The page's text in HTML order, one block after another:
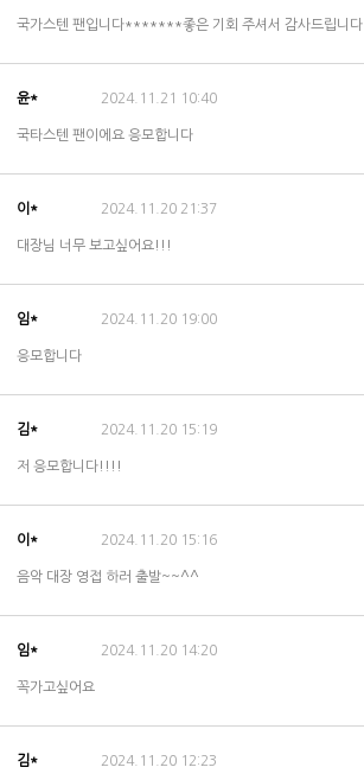
국가스텐 팬입니다*******좋은 기회 주셔서 감사드립니다
윤* 2024.11.21 10:40
국타스텐 팬이에요 응모합니다
이* 2024.11.20 21:37
대장님 너무 보고싶어요!!!
임* 2024.11.20 19:00
응모합니다
김* 2024.11.20 15:19
저 응모합니다!!!!
이* 2024.11.20 15:16
음악 대장 영접 하러 출발~~^^
임* 2024.11.20 14:20
꼭가고싶어요
김* 2024.11.20 12:23